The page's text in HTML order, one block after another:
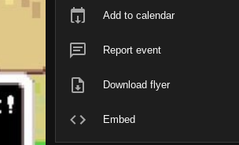
Add to calendar
Report event
Download flyer
Embed